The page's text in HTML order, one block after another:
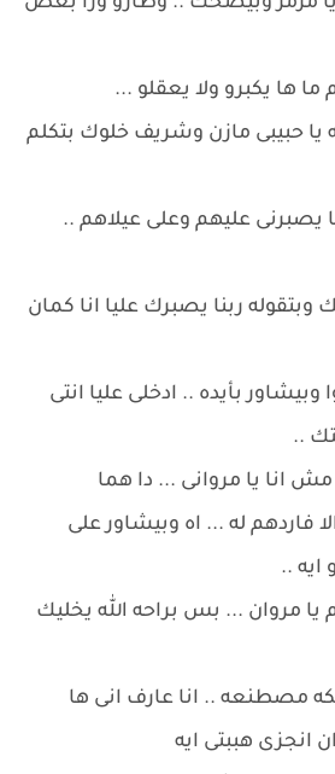
ها يكبرو ولا يعقلو ...
يا حبيبى مازن وشريف خلوك بتكلم
يصبرنى عليهم وعلى عيلاهم ..
ربنا يصبرك عليا انا كمان
وبيشاور بأيده .. ادخلى عليا انتى
..
انا يا مروانى ... دا هما
فاردهم له ... اه وبيشاور على
ايه ..
يا مروان ... بس براحه الله يخليك
مصطنعه .. انا عارف انى ها
انجزى هببتى ايه